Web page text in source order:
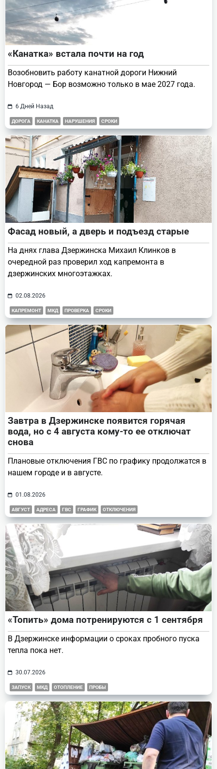
«Канатка» встала почти на год
Возобновить работу канатной дороги Нижний
Новгород — Бор возможно только в мае 2027 года.
6 Дней Назад
ДОРОГА КАНАТКА НАРУШЕНИЯ СРОКИ
Фасад новый, а дверь и подъезд старые
На днях глава Дзержинска Михаил Клинков в
очередной раз проверил ход капремонта в
дзержинских многоэтажках.
02.08.2026
КАПРЕМОНТ МКД ПРОВЕРКА СРОКИ
Завтра в Дзержинске появится горячая
вода, но с 4 августа кому-то ее отключат
снова
Плановые отключения ГВС по графику продолжатся в
нашем городе и в августе.
01.08.2026
АВГУСТ АДРЕСА ГВС ГРАФИК ОТКЛЮЧЕНИЯ
«Топить» дома потренируются с 1 сентября
В Дзержинске информации о сроках пробного пуска
тепла пока нет.
30.07.2026
ЗАПУСК МКД ОТОПЛЕНИЕ ПРОБЫ